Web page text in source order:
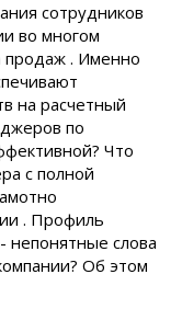
сотрудников
во многом
продаж . Именно
на расчетный
по
Что
с полной
. Профиль
непонятные слова
Об этом